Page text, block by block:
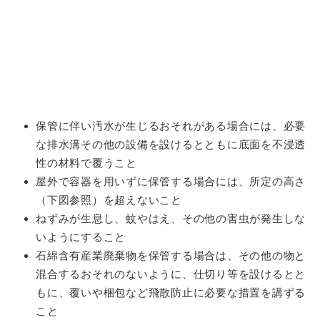
保管に伴い汚水が生じるおそれがある場合には、必要
な排水溝その他の設備を設けるとともに底面を不浸透
性の材料で覆うこと
屋外で容器を用いずに保管する場合には、所定の高さ
（下図参照）を超えないこと
ねずみが生息し、蚊やはえ、その他の害虫が発生しな
いようにすること
石綿含有産業廃棄物を保管する場合は、その他の物と
混合するおそれのないように、仕切り等を設けるとと
もに、覆いや梱包など飛散防止に必要な措置を講ずる
こと